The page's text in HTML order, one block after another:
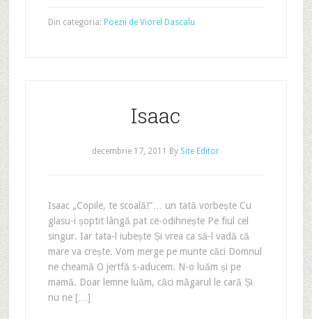
Din categoria: Poezii de Viorel Dascalu
Isaac
decembrie 17, 2011 By Site Editor
Isaac „Copile, te scoală!”… un tată vorbește Cu
glasu-i șoptit lângă pat ce-odihnește Pe fiul cel
singur. Iar tata-l iubește Și vrea ca să-l vadă că
mare va crește. Vom merge pe munte căci Domnul
ne cheamă O jertfă s-aducem. N-o luăm și pe
mamă. Doar lemne luăm, căci măgarul le cară Și
nu ne […]